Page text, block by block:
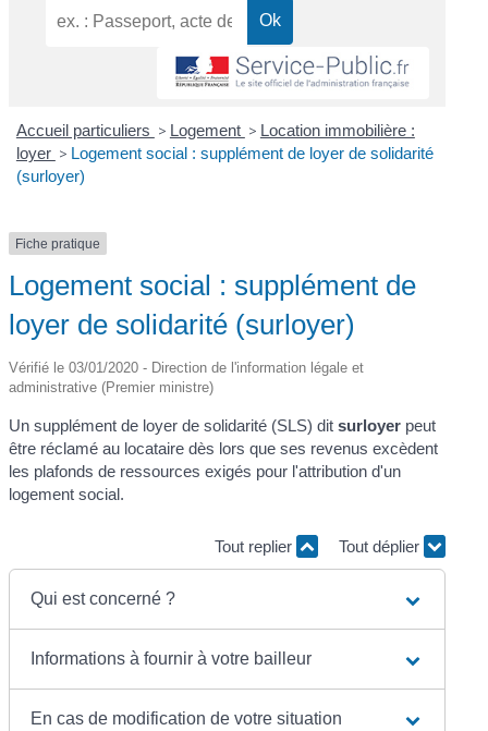
Accueil particuliers > Logement > Location immobilière :
loyer > Logement social : supplément de loyer de solidarité
(surloyer)
Fiche pratique
Logement social : supplément de
loyer de solidarité (surloyer)
Vérifié le 03/01/2020 - Direction de l'information légale et
administrative (Premier ministre)
Un supplément de loyer de solidarité (SLS) ditsurloyer peut
être réclamé au locataire dès lors que ses revenus excèdent
les plafonds de ressources exigés pour l'attribution d'un
logement social.
Tout replier Tout déplier
Qui est concerné ?
Informations à fournir à votre bailleur
En cas de modification de votre situation